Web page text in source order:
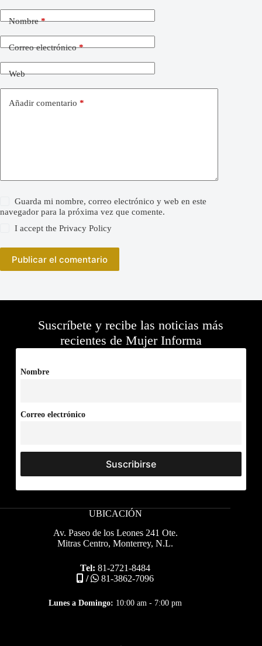
Nombre*
Correo electrónico*
Web
Añadir comentario *
Guarda mi nombre, correo electrónico y web en este
navegador para la próxima vez que comente.
I accept thePrivacy Policy
Publicar el comentario
Suscríbete y recibe las noticias más
recientes de Mujer Informa
Nombre
Correo electrónico
UBICACIÓN
Av. Paseo de los Leones 241 Ote.
Mitras Centro, Monterrey, N.L.
Tel: 81-2721-8484
/
81-3862-7096
Lunes a Domingo: 10:00 am - 7:00 pm